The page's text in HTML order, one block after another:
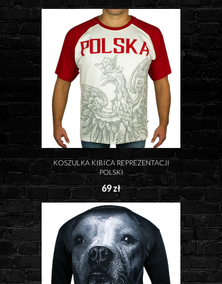
KOSZULKA KIBICA REPREZENTACJI
POLSKI
69 zł